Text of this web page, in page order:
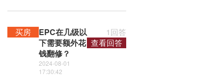
买房
EPC在几级以
下需要额外花
钱翻修？
2024-08-01
17:30:42
1回答
查看回答